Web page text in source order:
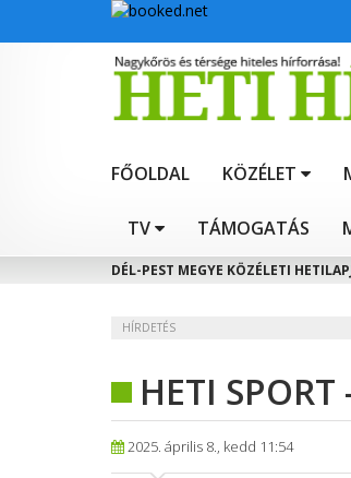
FŐOLDAL KÖZÉLET
TV TÁMOGATÁS
DÉL-PEST MEGYE KÖZÉLETI
HÍRDETÉS
HETI SPORT
2025. április 8., kedd 11:54